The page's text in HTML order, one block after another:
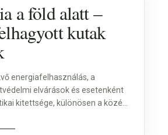
Hírek
Közérdekű dokumentumok keresése
a föld alatt –
kutak
energiafelhasználás, a
elvárások és esetenként
kitettsége, különösen a közép-